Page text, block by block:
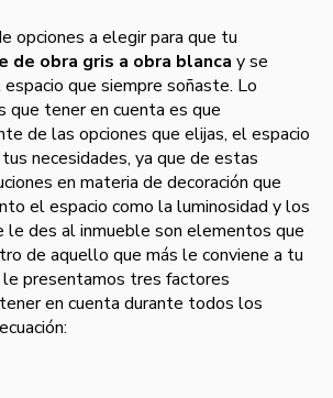
opciones a elegir para que tu
de obra gris a obra blanca y se
que siempre soñaste. Lo
que tener en cuenta es que
de las opciones que elijas, el espacio
necesidades, ya que de estas
en materia de decoración que
el espacio como la luminosidad y los
le des al inmueble son elementos que
de aquello que más le conviene a tu
le presentamos tres factores
en cuenta durante todos los